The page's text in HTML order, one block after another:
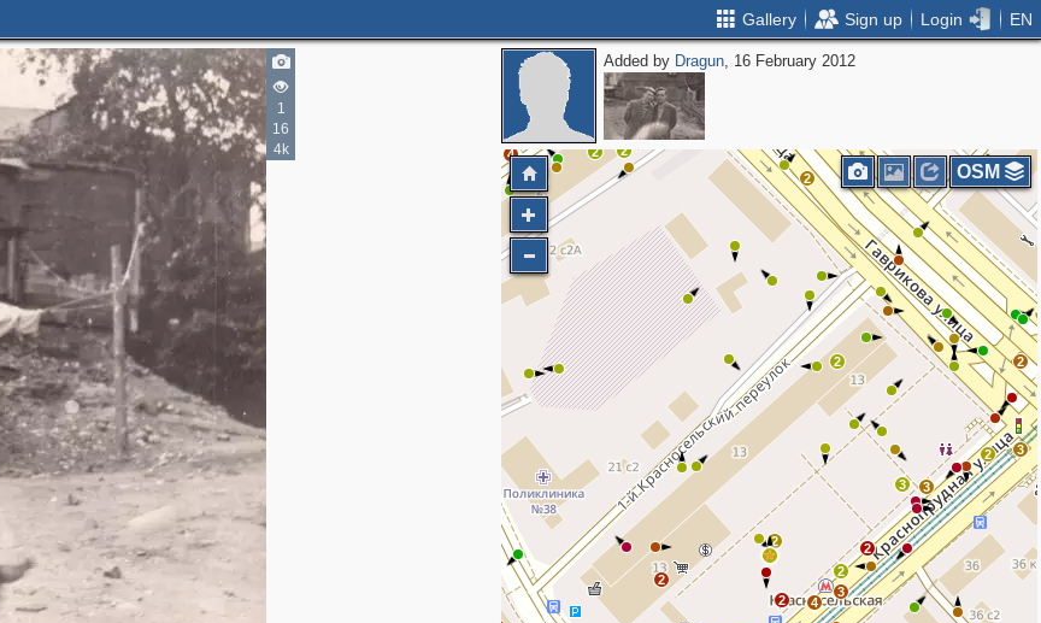
Gallery Sign up Login EN
1
16
4k
Added by Dragun, 16 February 2012
2
2
2
4
2 3
2
2
3 3
2
2
3
4
2
2
2
OSM